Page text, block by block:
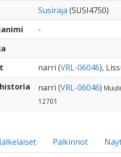
Susiraja (SUSI4750)
-
narri (VRL-06046),
narri (VRL-06046)
12701
Jälkeläiset Palkinnot